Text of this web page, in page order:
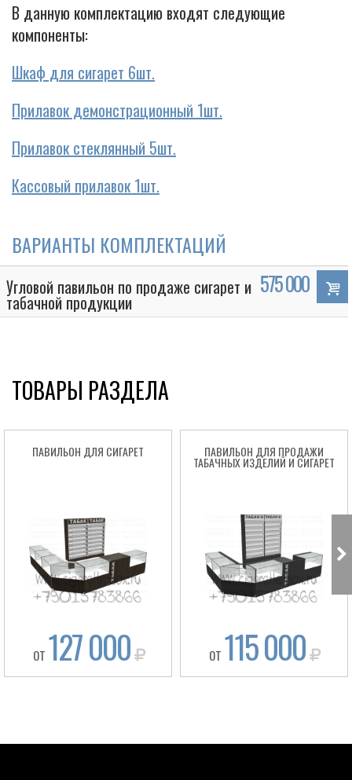
В данную комплектацию входят следующие
компоненты:
Шкаф для сигарет 6шт.
Прилавок демонстрационный 1шт.
Прилавок стеклянный 5шт.
Кассовый прилавок 1шт.
ВАРИАНТЫ КОМПЛЕКТАЦИЙ
Угловой павильон по продаже сигарет и
табачной продукции
575 000
ТОВАРЫ РАЗДЕЛА
ПАВИЛЬОН ДЛЯ СИГАРЕТ
ОТ 127 000
ПАВИЛЬОН ДЛЯ ПРОДАЖИ
ТАБАЧНЫХ ИЗДЕЛИЙ И СИГАРЕТ
ОТ 115 000